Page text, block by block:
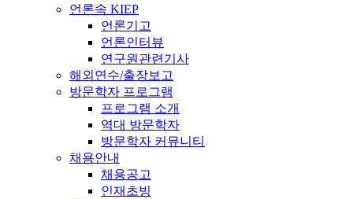
언론속 KIEP
언론기고
언론인터뷰
연구원관련기사
해외연수/출장보고
방문학자 프로그램
프로그램 소개
역대 방문학자
방문학자 커뮤니티
채용안내
채용공고
인재초빙